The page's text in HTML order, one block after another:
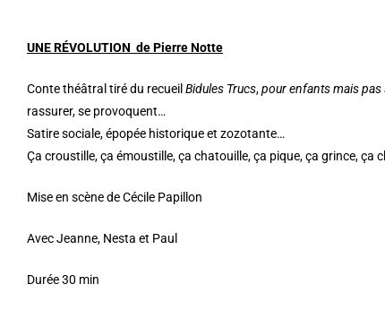
UNE RÉVOLUTION de Pierre Notte
Conte théâtral tiré du recueil Bidules Trucs,pour enfants mais pas
rassurer, se provoquent…
Satire sociale, épopée historique et zozotante…
Ça croustille, ça émoustille, ça chatouille, ça pique, ça grince, ça
Mise en scène de Cécile Papillon
Avec Jeanne, Nesta et Paul
Durée 30 min